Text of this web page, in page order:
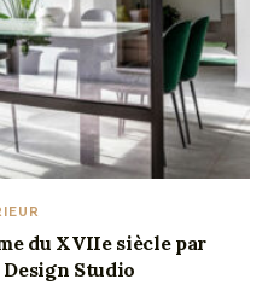
du XVIIe siècle par
Studio